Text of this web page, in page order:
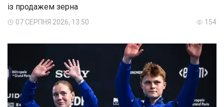
із продажем зерна
07 СЕРПНЯ 2026, 13:50 154